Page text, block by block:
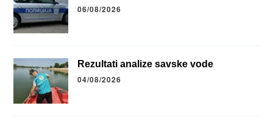
06/08/2026
Rezultati analize savske vode
04/08/2026